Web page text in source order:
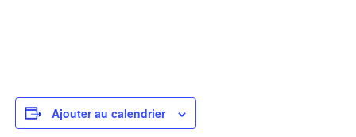
Ajouter au calendrier